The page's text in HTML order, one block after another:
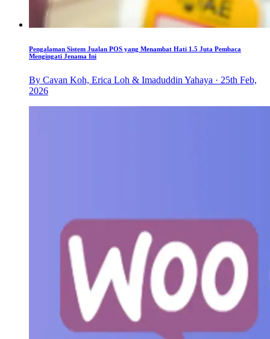
Pengalaman Sistem Jualan POS yang Menambat Hati 1.5 Juta Pembaca
Mengingati Jenama Ini
By Cavan Koh, Erica Loh & Imaduddin Yahaya · 25th Feb,
2026